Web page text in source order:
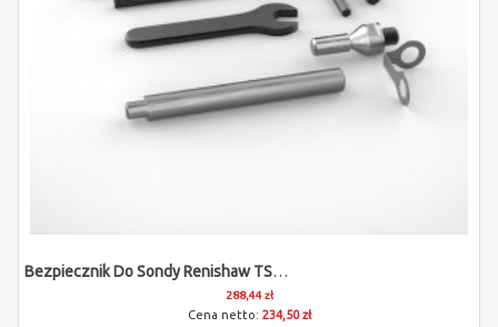
Bezpiecznik Do Sondy Renishaw TS27R, OTS, RTS (M4/L15)
288,44 zł
234,50 zł